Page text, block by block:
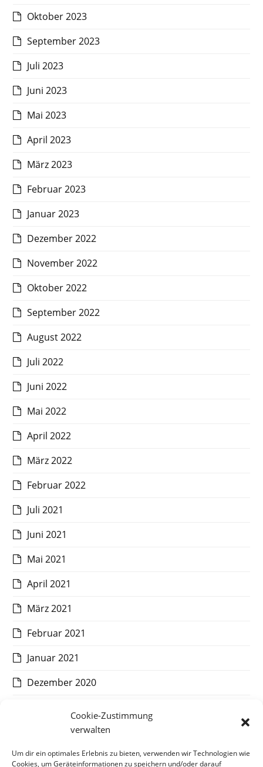
Cookie-Zustimmung
verwalten
Um dir ein optimales Erlebnis zu bieten, verwenden wir Technologien wie
Cookies, um Geräteinformationen zu speichern und/oder darauf
Oktober 2023
September 2023
Juli 2023
Juni 2023
Mai 2023
April 2023
März 2023
Februar 2023
Januar 2023
Dezember 2022
November 2022
Oktober 2022
September 2022
August 2022
Juli 2022
Juni 2022
Mai 2022
April 2022
März 2022
Februar 2022
Juli 2021
Juni 2021
Mai 2021
April 2021
März 2021
Februar 2021
Januar 2021
Dezember 2020
Oktober 2020
September 2020